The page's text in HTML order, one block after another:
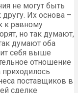
не могут быть
Их основа –
к равному
но так думают,
думают оба
себя выше
отношение
поставщиков в
сделке